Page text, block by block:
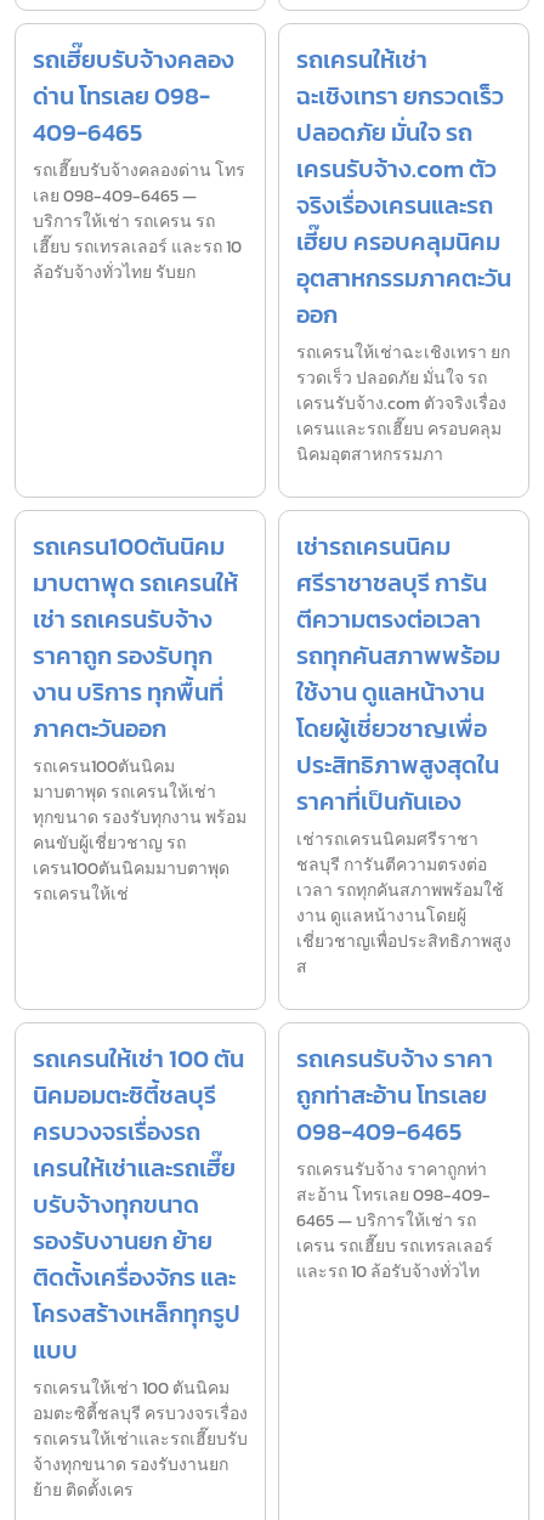
รถเฮี๊ยบรับจ้างคลอง
ด่าน โทรเลย 098-
409-6465
รถเฮี๊ยบรับจ้างคลองด่าน โทร
เลย 098-409-6465 —
บริการให้เช่า รถเครน รถ
เฮี๊ยบ รถเทรลเลอร์ และรถ 10
ล้อรับจ้างทั่วไทย รับยก
รถเครนให้เช่า
ฉะเชิงเทรา ยกรวดเร็ว
ปลอดภัย มั่นใจ รถ
เครนรับจ้าง.com ตัว
จริงเรื่องเครนและรถ
เฮี๊ยบ ครอบคลุมนิคม
อุตสาหกรรมภาคตะวัน
ออก
รถเครนให้เช่าฉะเชิงเทรา ยก
รวดเร็ว ปลอดภัย มั่นใจ รถ
เครนรับจ้าง.com ตัวจริงเรื่อง
เครนและรถเฮี๊ยบ ครอบคลุม
นิคมอุตสาหกรรมภา
รถเครน100ตันนิคม
มาบตาพุด รถเครนให้
เช่า รถเครนรับจ้าง
ราคาถูก รองรับทุก
งาน บริการ ทุกพื้นที่
ภาคตะวันออก
รถเครน100ตันนิคม
มาบตาพุด รถเครนให้เช่า
ทุกขนาด รองรับทุกงาน พร้อม
คนขับผู้เชี่ยวชาญ รถ
เครน100ตันนิคมมาบตาพุด
รถเครนให้เช่
เช่ารถเครนนิคม
ศรีราชาชลบุรี การัน
ตีความตรงต่อเวลา
รถทุกคันสภาพพร้อม
ใช้งาน ดูแลหน้างาน
โดยผู้เชี่ยวชาญเพื่อ
ประสิทธิภาพสูงสุดใน
ราคาที่เป็นกันเอง
เช่ารถเครนนิคมศรีราชา
ชลบุรี การันตีความตรงต่อ
เวลา รถทุกคันสภาพพร้อมใช้
งาน ดูแลหน้างานโดยผู้
เชี่ยวชาญเพื่อประสิทธิภาพสูง
ส
รถเครนให้เช่า 100 ตัน
นิคมอมตะซิตี้ชลบุรี
ครบวงจรเรื่องรถ
เครนให้เช่าและรถเฮี๊ย
บรับจ้างทุกขนาด
รองรับงานยก ย้าย
ติดตั้งเครื่องจักร และ
โครงสร้างเหล็กทุกรูป
แบบ
รถเครนให้เช่า 100 ตันนิคม
อมตะซิตี้ชลบุรี ครบวงจรเรื่อง
รถเครนให้เช่าและรถเฮี๊ยบรับ
จ้างทุกขนาด รองรับงานยก
ย้าย ติดตั้งเคร
รถเครนรับจ้าง ราคา
ถูกท่าสะอ้าน โทรเลย
098-409-6465
รถเครนรับจ้าง ราคาถูกท่า
สะอ้าน โทรเลย 098-409-
6465 — บริการให้เช่า รถ
เครน รถเฮี๊ยบ รถเทรลเลอร์
และรถ 10 ล้อรับจ้างทั่วไท